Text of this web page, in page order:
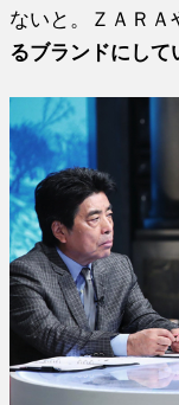
ないと。ＺＡＲＡ
るブランドにして